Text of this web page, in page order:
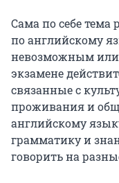
Сама по себе тема
по английскому
невозможным
экзамене
связанные с
проживания и
английскому
грамматику и
говорить на